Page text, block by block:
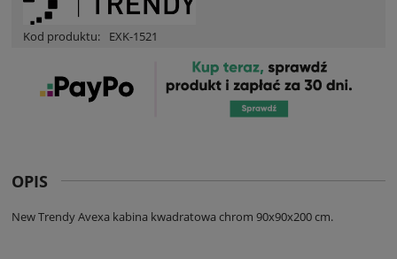
Kod produktu: EXK-1521
OPIS
New Trendy Avexa kabina kwadratowa chrom 90x90x200 cm.